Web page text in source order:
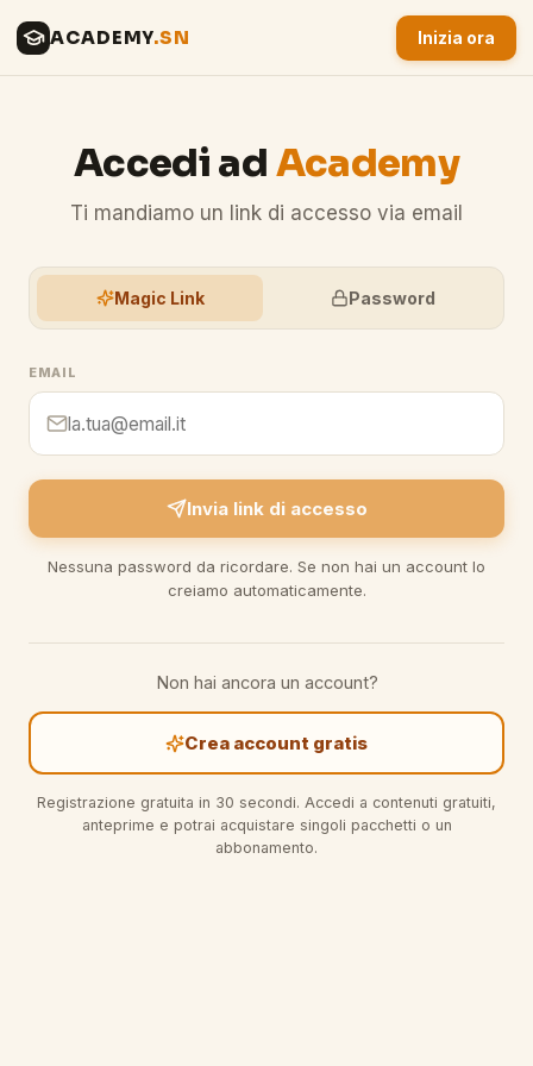
ACADEMY.SN Inizia ora
Accedi ad Academy
Ti mandiamo un link di accesso via email
Magic Link Password
EMAIL
Invia link di accesso
Nessuna password da ricordare. Se non hai un account lo
creiamo automaticamente.
Non hai ancora un account?
Crea account gratis
Registrazione gratuita in 30 secondi. Accedi a contenuti gratuiti,
anteprime e potrai acquistare singoli pacchetti o un
abbonamento.